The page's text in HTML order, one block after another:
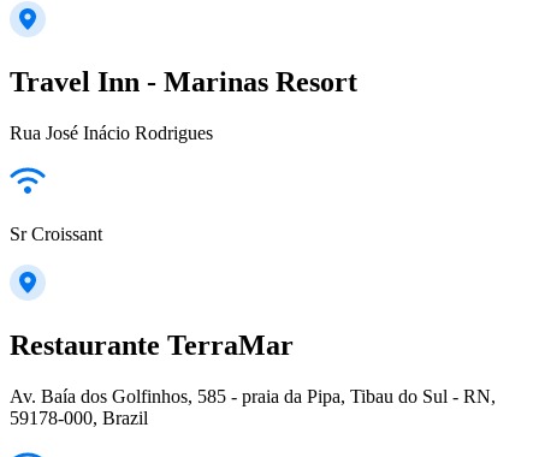
Travel Inn - Marinas Resort
Rua José Inácio Rodrigues
Sr Croissant
Restaurante TerraMar
Av. Baía dos Golfinhos, 585 - praia da Pipa, Tibau do Sul - RN,
59178-000, Brazil